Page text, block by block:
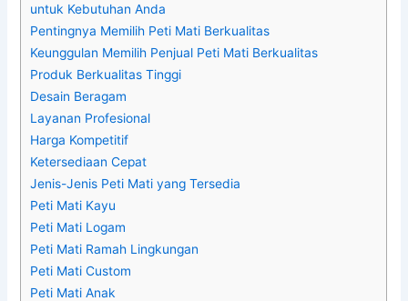
untuk Kebutuhan Anda
Pentingnya Memilih Peti Mati Berkualitas
Keunggulan Memilih Penjual Peti Mati Berkualitas
Produk Berkualitas Tinggi
Desain Beragam
Layanan Profesional
Harga Kompetitif
Ketersediaan Cepat
Jenis-Jenis Peti Mati yang Tersedia
Peti Mati Kayu
Peti Mati Logam
Peti Mati Ramah Lingkungan
Peti Mati Custom
Peti Mati Anak